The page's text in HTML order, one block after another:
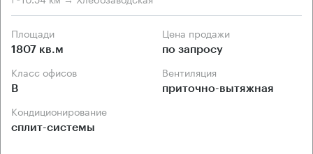
Площади
1807 кв.м
Цена продажи
по запросу
Класс офисов
B
Вентиляция
приточно-вытяжная
Кондиционирование
сплит-системы